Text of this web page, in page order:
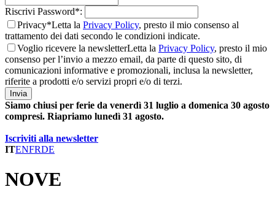
Riscrivi Password*:
Privacy*Letta la Privacy Policy, presto il mio consenso al
trattamento dei dati secondo le condizioni indicate.
Voglio ricevere la newsletterLetta la Privacy Policy, presto il mio
consenso per l’invio a mezzo email, da parte di questo sito, di
comunicazioni informative e promozionali, inclusa la newsletter,
riferite a prodotti e/o servizi propri e/o di terzi.
Invia
Siamo chiusi per ferie da venerdì 31 luglio a domenica 30 agosto
compresi. Riapriamo lunedì 31 agosto.
Iscriviti alla newsletter
ITENFRDE
NOVE